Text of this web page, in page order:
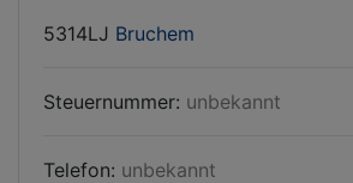
5314LJ Bruchem
Steuernummer: unbekannt
Telefon: unbekannt